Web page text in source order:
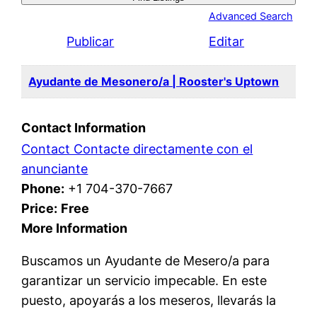
Advanced Search
Publicar Editar
Ayudante de Mesonero/a | Rooster's Uptown
Contact Information
Contact Contacte directamente con el
anunciante
Phone: +1 704-370-7667
Price: Free
More Information
Buscamos un Ayudante de Mesero/a para
garantizar un servicio impecable. En este
puesto, apoyarás a los meseros, llevarás la